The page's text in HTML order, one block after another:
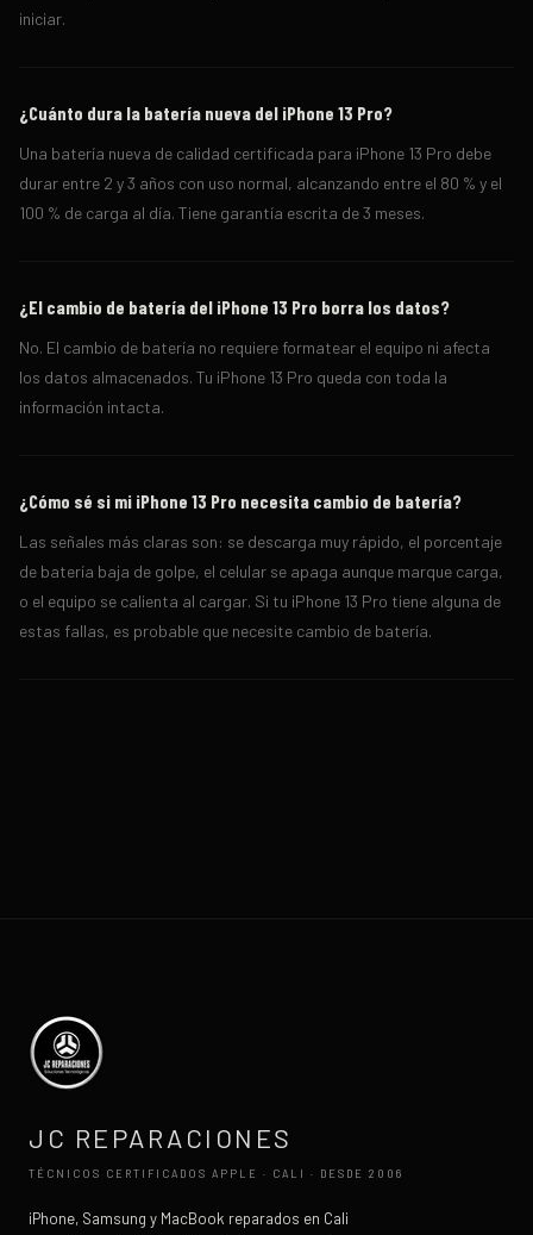
iniciar.
¿Cuánto dura la batería nueva del iPhone 13 Pro?
Una batería nueva de calidad certificada para iPhone 13 Pro debe
durar entre 2 y 3 años con uso normal, alcanzando entre el 80 % y el
100 % de carga al día. Tiene garantía escrita de 3 meses.
¿El cambio de batería del iPhone 13 Pro borra los datos?
No. El cambio de batería no requiere formatear el equipo ni afecta
los datos almacenados. Tu iPhone 13 Pro queda con toda la
información intacta.
¿Cómo sé si mi iPhone 13 Pro necesita cambio de batería?
Las señales más claras son: se descarga muy rápido, el porcentaje
de batería baja de golpe, el celular se apaga aunque marque carga,
o el equipo se calienta al cargar. Si tu iPhone 13 Pro tiene alguna de
estas fallas, es probable que necesite cambio de batería.
JC REPARACIONES
TÉCNICOS CERTIFICADOS APPLE · CALI · DESDE 2006
iPhone, Samsung y MacBook reparados en Cali